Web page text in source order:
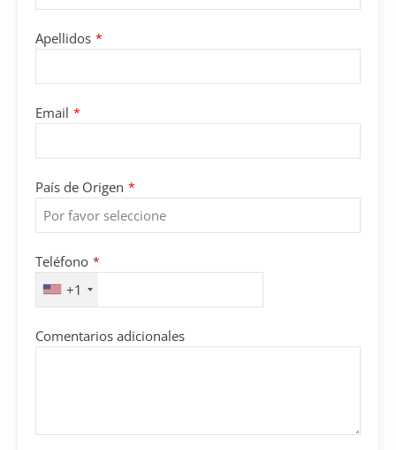
Apellidos *
Email *
País de Origen *
Teléfono *
+1
Comentarios adicionales